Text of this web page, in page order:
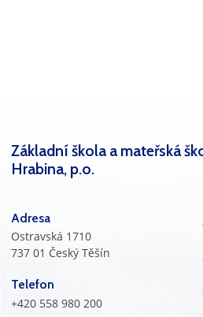
Základní škola a mateřská
Hrabina, p.o.
Adresa
Ostravská 1710
737 01 Český Těšín
Telefon
+420 558 980 200